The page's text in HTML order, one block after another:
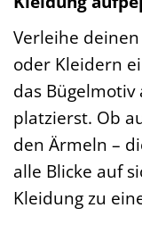
Verleihe
oder Kleidern
das
platzierst. Ob
den Ärmeln –
alle Blicke auf
Kleidung zu